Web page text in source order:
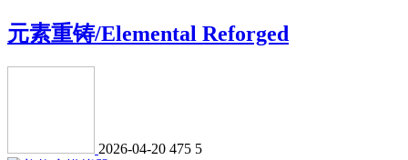
元素重铸/Elemental Reforged
2026-04-20 475 5